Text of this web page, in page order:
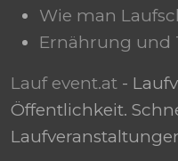
Wie man
Ernährung und
Lauf event.at -
Öffentlichkeit.